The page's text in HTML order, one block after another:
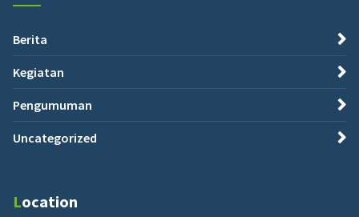
Berita
Kegiatan
Pengumuman
Uncategorized
Location